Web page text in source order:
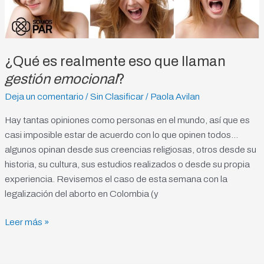
¿Qué es realmente eso que llaman
gestión emocional?
Deja un comentario /Sin Clasificar/ Paola Avilan
Hay tantas opiniones como personas en el mundo, así que es
casi imposible estar de acuerdo con lo que opinen todos…
algunos opinan desde sus creencias religiosas, otros desde su
historia, su cultura, sus estudios realizados o desde su propia
experiencia. Revisemos el caso de esta semana con la
legalización del aborto en Colombia (y
Leer más »